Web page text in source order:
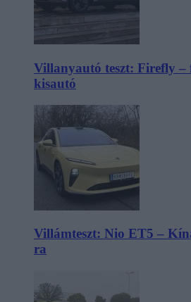
Villanyautó teszt: Firefly –
kisautó
Villámteszt: Nio ET5 –
ra